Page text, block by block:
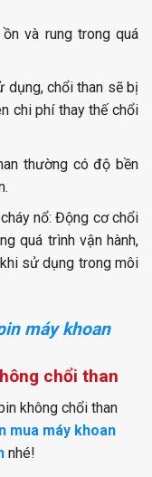
và rung trong quá
dụng, chổi than sẽ bị
chi phí thay thế chổi
thường có độ bền
nổ: Động cơ chổi
quá trình vận hành,
sử dụng trong môi
máy khoan
chổi than
không chổi than
mua máy khoan
nhé!